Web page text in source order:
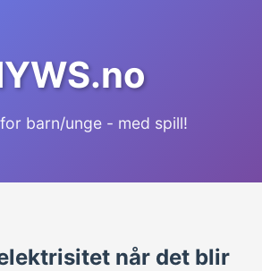
barn/unge - med spill!
når det blir